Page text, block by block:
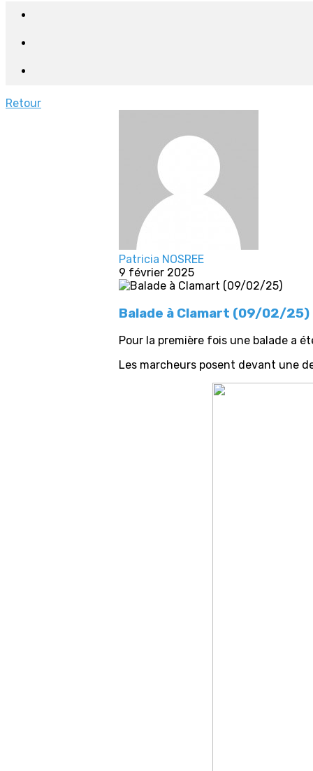
Retour
Patricia NOSREE
9 février 2025
Balade à Clamart (09/02/25)
Pour la première fois une balade a
Les marcheurs posent devant une